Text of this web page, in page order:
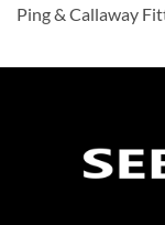
Ping & Callaway